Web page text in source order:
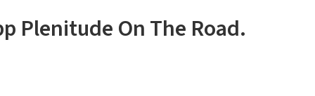
Plenitude On The Road.